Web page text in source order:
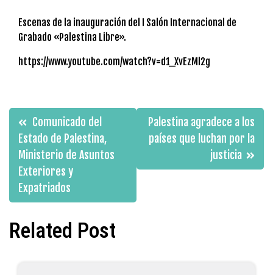
Escenas de la inauguración del I Salón Internacional de
Grabado «Palestina Libre».
https://www.youtube.com/watch?v=d1_XvEzMl2g
Navegación
de
entradas
Comunicado del
Estado de Palestina,
Ministerio de Asuntos
Exteriores y
Expatriados
Palestina agradece a los
países que luchan por la
justicia
Related Post